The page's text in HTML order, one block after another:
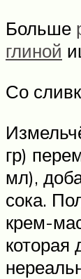
Больше
глиной
Со
гр)
мл),
сока.
крем-